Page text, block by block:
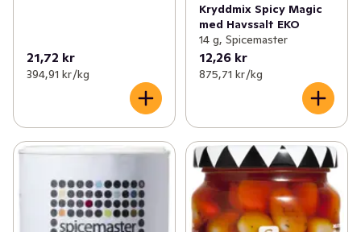
21,72 kr
394,91 kr /kg
Kryddmix Spicy Magic
med Havssalt EKO
14 g, Spicemaster
12,26 kr
875,71 kr /kg